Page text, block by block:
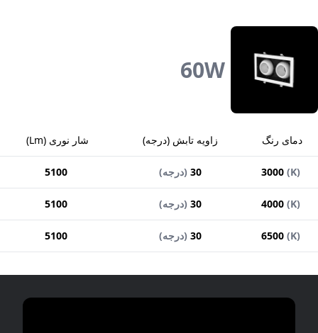
60W
دمای رنگ زاویه تابش (درجه) شار نوری (
Lm
)
3000 (K)
30
(درجه)
5100
4000 (K)
30
(درجه)
5100
6500 (K)
30
(درجه)
5100